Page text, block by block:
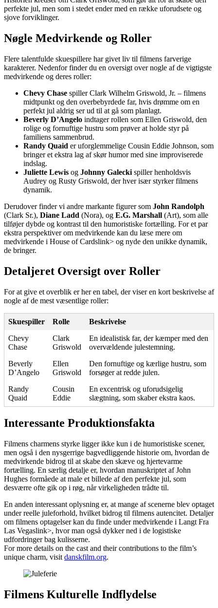
perfekte jul, men som i stedet ender med en række uforudsete og
sjove forviklinger.
Nøgle Medvirkende og Roller
Flere talentfulde skuespillere har givet liv til filmens farverige
karakterer. Nedenfor finder du en oversigt over nogle af de vigtigste
medvirkende og deres roller:
Chevy Chase spiller Clark Wilhelm Griswold, Jr. – filmens
midtpunkt og den overbebyrdede far, hvis drømme om en
perfekt jul aldrig ser ud til at gå som planlagt.
Beverly D’Angelo indtager rollen som Ellen Griswold, den
rolige og fornuftige hustru som prøver at holde styr på
familiens sammenbrud.
Randy Quaid er uforglemmelige Cousin Eddie Johnson, som
bringer et ekstra lag af skør humor med sine improviserede
indslag.
Juliette Lewis og Johnny Galecki spiller henholdsvis
Audrey og Rusty Griswold, der hver især styrker filmens
dynamik.
Derudover finder vi andre markante figurer som John Randolph
(Clark Sr.), Diane Ladd (Nora), og E.G. Marshall (Art), som alle
tilføjer dybde og kontrast til den humoristiske fortælling. For et par
ekstra perspektiver om medvirkende kan du læse mere om
medvirkende i House of Cardslink> og nyde den unikke dynamik,
de bringer.
Detaljeret Oversigt over Roller
For at give et overblik er her en tabel, der viser en kort beskrivelse af
nogle af de mest væsentlige roller:
Skuespiller Rolle
Beskrivelse
Chevy
Chase
Clark
Griswold
En idealistisk far, der kæmper med den
overvældende julestemning.
Beverly
D’Angelo
Ellen
Griswold
Den fornuftige og kærlige hustru, som
forsøger at redde julen.
Randy
Quaid
Cousin
Eddie
En excentrisk og uforudsigelig
slægtning, som skaber ekstra kaos.
Interessante Produktionsfakta
Filmens charmens styrke ligger ikke kun i de humoristiske scener,
men også i den nysgerrige bagvedliggende historie om, hvordan de
medvirkende bidrog til at skabe den skæve og hjertevarme
fortælling. En særlig detalje er, hvordan manuskriptet af John
Hughes formåede at male et billede af den perfekte jul, som
desværre ofte gik op i røg, når virkeligheden trådte til.
En anden interessant oplysning er, at mange af scenerne blev optaget
under reelle juleforhold, hvilket bidrog til filmens autencitet. Detaljer
om filmens optagelser kan du finde undermedvirkende i Langt Fra
Las Vegaslink>, hvor man også dykker ned i de logistiske
udfordringer bag kulisserne.
For more details on the cast and their contributions to the film’s
unique charm, visit danskfilm.org.
Filmens Kulturelle Indflydelse